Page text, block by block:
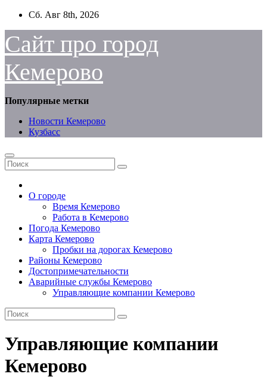
Перейти
содержимому
Сб. Авг 8th, 2026
Сайт про город
Кемерово
Популярные метки
Новости Кемерово
Кузбасс
О городе
Время Кемерово
Работа в Кемерово
Погода Кемерово
Карта Кемерово
Пробки на дорогах Кемерово
Районы Кемерово
Достопримечательности
Аварийные службы Кемерово
Управляющие компании Кемерово
Управляющие компании
Кемерово